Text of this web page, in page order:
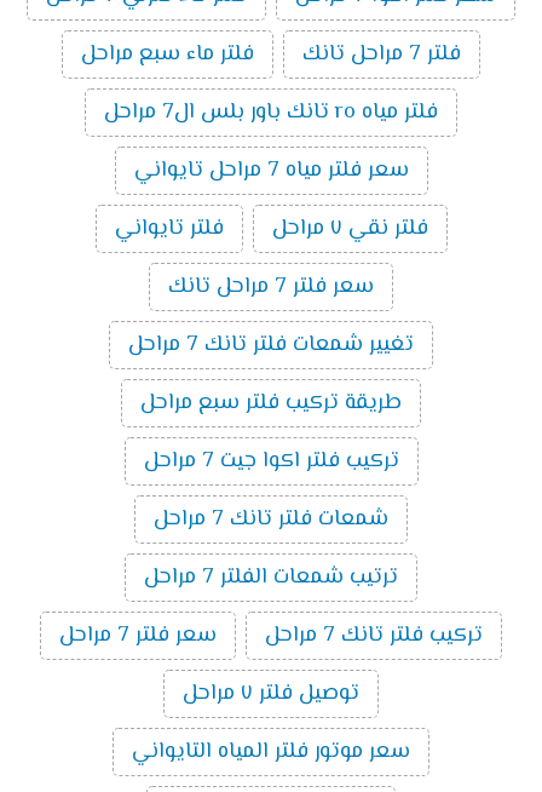
فلتر 7 مراحل تانك
فلتر ماء سبع مراحل
فلتر مياه ro تانك باور بلس ال7 مراحل
سعر فلتر مياه 7 مراحل تايواني
فلتر نقي ٧ مراحل
فلتر تايواني
سعر فلتر 7 مراحل تانك
تغيير شمعات فلتر تانك 7 مراحل
طريقة تركيب فلتر سبع مراحل
تركيب فلتر اكوا جيت 7 مراحل
شمعات فلتر تانك 7 مراحل
ترتيب شمعات الفلتر 7 مراحل
تركيب فلتر تانك 7 مراحل
سعر فلتر 7 مراحل
توصيل فلتر ٧ مراحل
سعر موتور فلتر المياه التايواني